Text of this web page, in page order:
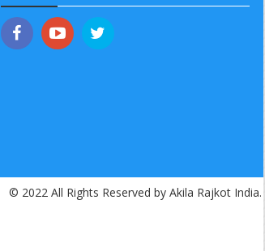
© 2022 All Rights Reserved by Akila Rajkot India.